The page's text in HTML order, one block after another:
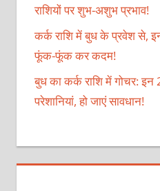
राशियों पर शुभ-अशुभ प्रभाव!
कर्क राशि में बुध के प्रवेश से,
फूंक-फूंक कर कदम!
बुध का कर्क राशि में गोचर: इन
परेशानियां, हो जाएं सावधान!